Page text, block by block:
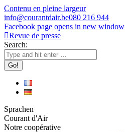
Contenu en pleine largeur
info@courantdair.be080 216 944
Facebook page opens in new window
Revue de presse
Search:
Sprachen
Courant d'Air
Notre coopérative